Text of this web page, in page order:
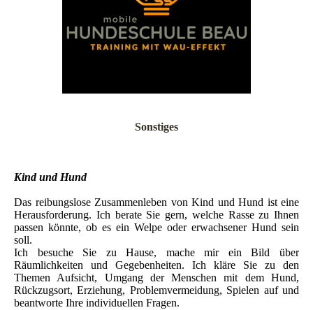
Sonstiges
Kind und Hund
Das reibungslose Zusammenleben von Kind und Hund ist eine
Herausforderung. Ich berate Sie gern, welche Rasse zu Ihnen
passen könnte, ob es ein Welpe oder erwachsener Hund sein
soll.
Ich besuche Sie zu Hause, mache mir ein Bild über
Räumlichkeiten und Gegebenheiten. Ich kläre Sie zu den
Themen Aufsicht, Umgang der Menschen mit dem Hund,
Rückzugsort, Erziehung, Problemvermeidung, Spielen auf und
beantworte Ihre individuellen Fragen.